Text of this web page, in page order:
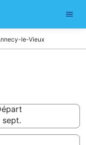
le-Vieux
sept.